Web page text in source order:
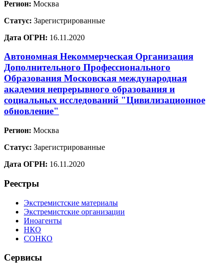
Регион: Москва
Статус: Зарегистрированные
Дата ОГРН: 16.11.2020
Автономная Некоммерческая Организация
Дополнительного Профессионального
Образования Московская международная
академия непрерывного образования и
социальных исследований "Цивилизационное
обновление"
Регион: Москва
Статус: Зарегистрированные
Дата ОГРН: 16.11.2020
Реестры
Экстремистские материалы
Экстремистские организации
Иноагенты
НКО
СОНКО
Сервисы